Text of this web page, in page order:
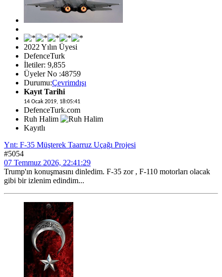
2022 Yılın Üyesi
DefenceTurk
İletiler: 9,855
Üyeler No :48759
Durumu:Çevrimdışı
Kayıt Tarihi
14 Ocak 2019, 18:05:41
DefenceTurk.com
Ruh Halim
Kayıtlı
Ynt: F-35 Müşterek Taarruz Uçağı Projesi
#5054
07 Temmuz 2026, 22:41:29
Trump'ın konuşmasını dinledim. F-35 zor , F-110 motorları olacak
gibi bir izlenim edindim...